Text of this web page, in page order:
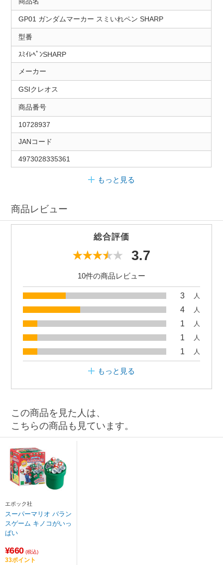
GP01 ガンダムマーカー スミいれペン SHARP
型番
ｽﾐｲﾚﾍﾟﾝSHARP
メーカー
GSIクレオス
商品番号
10728937
JANコード
4973028335361
もっと見る
商品レビュー
総合評価
3.7
10件の商品レビュー
3 人
4 人
1 人
1 人
1 人
もっと見る
この商品を見た人は、
こちらの商品も見ています。
エポック社
スーパーマリオ バラン
スゲーム キノコがいっ
ぱい
¥660 (税込)
33ポイント